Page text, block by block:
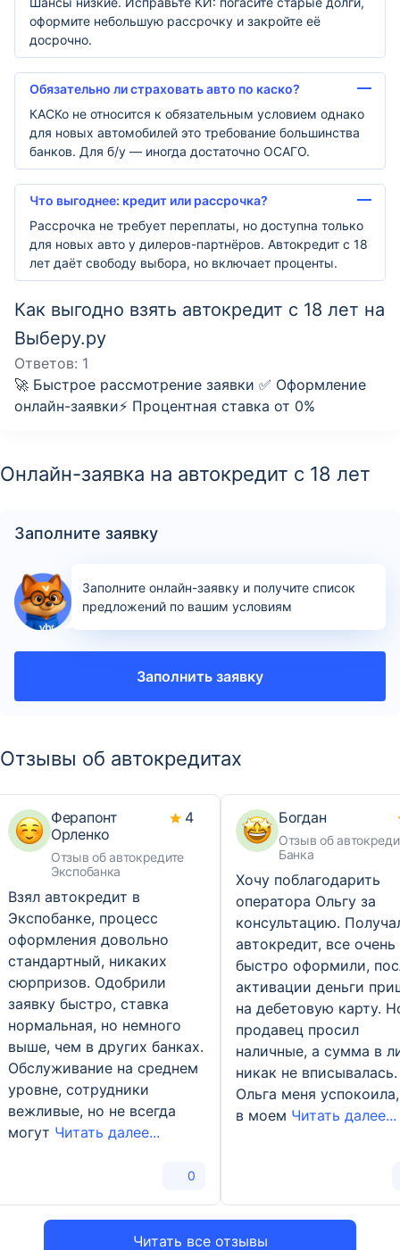
оформите небольшую рассрочку и закройте её
досрочно.
Обязательно ли страховать авто по каско?
КАСКо не относится к обязательным условием однако
для новых автомобилей это требование большинства
банков. Для б/у — иногда достаточно ОСАГО.
Что выгоднее: кредит или рассрочка?
Рассрочка не требует переплаты, но доступна только
для новых авто у дилеров-партнёров. Автокредит с 18
лет даёт свободу выбора, но включает проценты.
Как выгодно взять автокредит с 18 лет на
Выберу.ру
Ответов: 1
🚀 Быстрое рассмотрение заявки ✅ Оформление
онлайн-заявки⚡️ Процентная ставка от 0%
Онлайн-заявка на автокредит с 18 лет
Заполните заявку
Заполните онлайн-заявку и получите список
предложений по вашим условиям
Заполнить заявку
Отзывы об автокредитах
Читать все отзывы
Ферапонт
Орленко
Отзыв об автокредите
Экспобанка
4
Взял автокредит в
Экспобанке, процесс
оформления довольно
стандартный, никаких
сюрпризов. Одобрили
заявку быстро, ставка
нормальная, но немного
выше, чем в других банках.
Обслуживание на среднем
уровне, сотрудники
вежливые, но не всегда
могут Читать далее...
0
Богдан
Отзыв об
Банка
Хочу поблагодарить
оператора Ольгу за
консультацию.
автокредит, все очень
быстро оформили,
активации деньги
на дебетовую карту.
продавец просил
наличные, а сумма в
никак не вписывалась.
Ольга меня
в моем Читать далее...